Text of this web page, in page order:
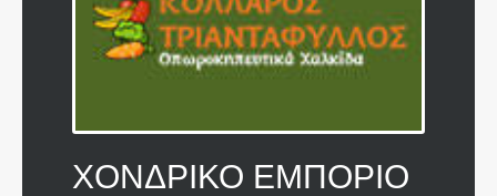
ΧΟΝΔΡΙΚΟ ΕΜΠΟΡΙΟ